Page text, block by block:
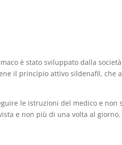
è stato sviluppato dalla
il principio attivo sildenafil, che
le istruzioni del medico e non
e non più di una volta al giorno.